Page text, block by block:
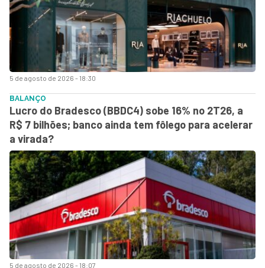
5 de agosto de 2026 - 18:30
5 de agosto de 2026 - 18:07
BALANÇO
Lucro do Bradesco (BBDC4) sobe 16% no 2T26, a
R$ 7 bilhões; banco ainda tem fôlego para acelerar
a virada?